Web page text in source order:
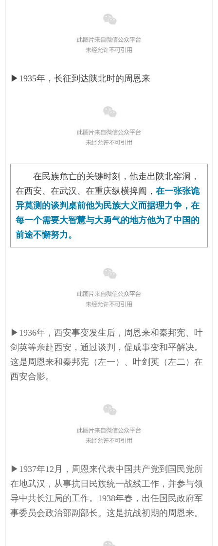
▶ 1935年，长征到达陕北时的周恩来
在民族危亡的关键时刻，他走出陕北窑洞，
在西安、在武汉、在重庆纵横捭阖， 在一张张诡
异莫测的谈判桌前他为民族大义而据理力争，在
每一个需要大智慧与大勇气的地方他为了中国的
前途不懈努力。
▶ 1936年，西安事变发生后，周恩来和秦邦宪、叶
剑英等亲赴西安，通过谈判，促成事变和平解决。
这是周恩来和秦邦宪（左一）、叶剑英（左二）在
西安合影。
▶ 1937年12月，周恩来代表中国共产党到国民党所
在地武汉，从事抗日民族统一战线工作，并参与领
导中共长江局的工作。1938年春，出任国民政府军
事委员会政治部副部长。这是抗战初期的周恩来。